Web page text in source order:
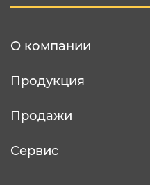
О компании
Продукция
Продажи
Сервис